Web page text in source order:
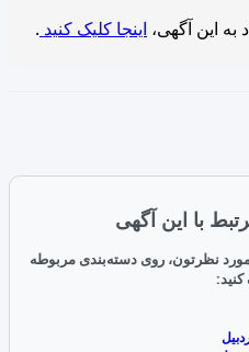
این آگهی، اینجا کلیک کنید .
با این آگهی
نظرتون، روی دسته‌بندی مربوطه